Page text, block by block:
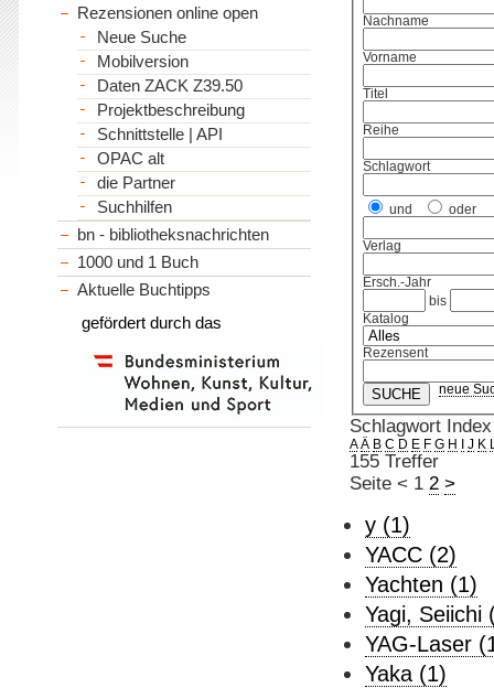
Nachname
Vorname
Titel
Reihe
Schlagwort
und oder
Verlag
Ersch.-Jahr
bis
Katalog
Rezensent
neue
Schlagwort Index
A Ä B C D E F G H J K
155 Treffer
Seite < 1 2 >
y (1)
YACC (2)
Yachten (1)
Yagi, Seiichi
YAG-Laser
Yaka (1)
Rezensionen online open
Neue Suche
Mobilversion
Daten ZACK Z39.50
Projektbeschreibung
Schnittstelle | API
OPAC alt
die Partner
Suchhilfen
bn - bibliotheksnachrichten
1000 und 1 Buch
Aktuelle Buchtipps
gefördert durch das